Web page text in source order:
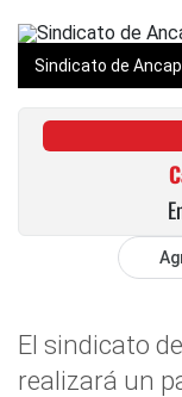
Sindicato de
El sindicato
realizará un